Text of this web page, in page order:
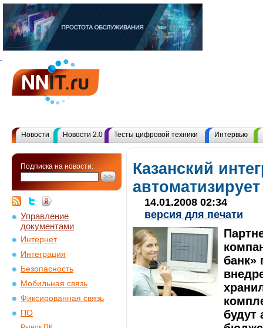
Новости Новости 2.0 Тесты цифровой техники Интервью
Подписка на новости:
Управление
документами
Интернет
Интеграция
Безопасность
Мобильная связь
Фиксированная связь
ПО
Казанский
14.01.2008 02:34
версия для печати
банк»
будут